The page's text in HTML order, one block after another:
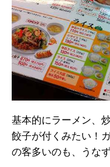
基本的にラーメン、
餃子が付くみたい！
の客多いのも、うな